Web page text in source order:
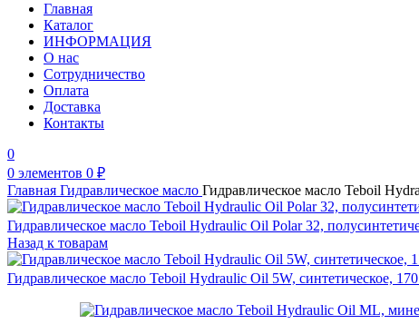
Главная
Каталог
ИНФОРМАЦИЯ
О нас
Сотрудничество
Оплата
Доставка
Контакты
0
0 элементов 0 ₽
Главная Гидравлическое масло Гидравлическое масло Teboil
Гидравлическое масло Teboil Hydraulic Oil Polar 32,
Назад к товарам
Гидравлическое масло Teboil Hydraulic Oil 5W, синтетическое,